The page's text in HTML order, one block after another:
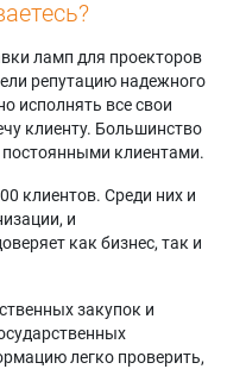
ламп для проекторов
репутацию надежного
исполнять все свои
клиенту. Большинство
клиентами.
клиентов. Среди них и
и
как бизнес, так и
закупок и
легко проверить,